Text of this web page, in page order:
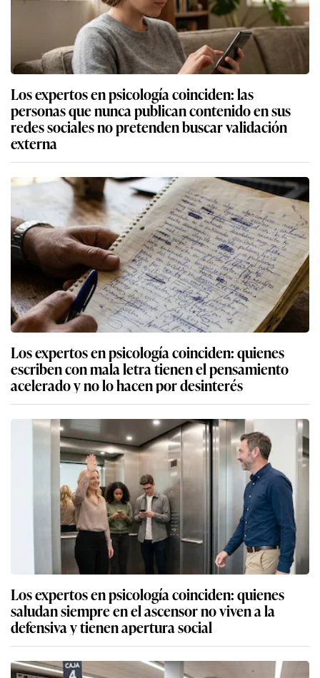
Los expertos en psicología coinciden: las
personas que nunca publican contenido en sus
redes sociales no pretenden buscar validación
externa
Los expertos en psicología coinciden: quienes
escriben con mala letra tienen el pensamiento
acelerado y no lo hacen por desinterés
Los expertos en psicología coinciden: quienes
saludan siempre en el ascensor no viven a la
defensiva y tienen apertura social